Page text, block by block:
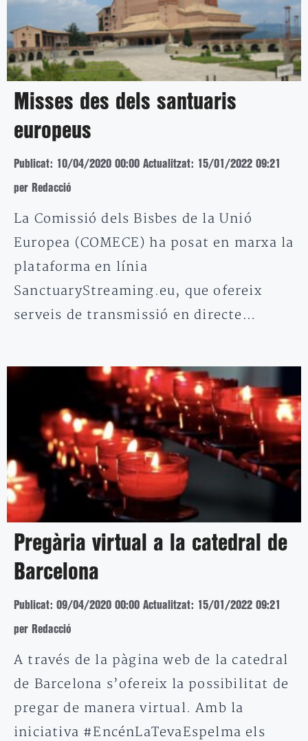
Misses des dels santuaris
europeus
Publicat: 10/04/2020 00:00 Actualitzat: 15/01/2022 09:21
per Redacció
La Comissió dels Bisbes de la Unió
Europea (COMECE) ha posat en marxa la
plataforma en línia
SanctuaryStreaming.eu, que ofereix
serveis de transmissió en directe…
Pregària virtual a la catedral de
Barcelona
Publicat: 09/04/2020 00:00 Actualitzat: 15/01/2022 09:21
per Redacció
A través de la pàgina web de la catedral
de Barcelona s’ofereix la possibilitat de
pregar de manera virtual. Amb la
iniciativa #EncénLaTevaEspelma els